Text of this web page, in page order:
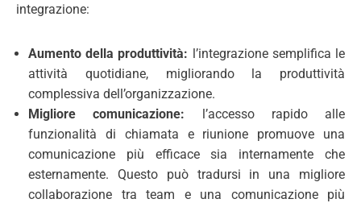
integrazione:
Aumento della produttività: l’integrazione semplifica le
attività quotidiane, migliorando la produttività
complessiva dell’organizzazione.
Migliore comunicazione: l’accesso rapido alle
funzionalità di chiamata e riunione promuove una
comunicazione più efficace sia internamente che
esternamente. Questo può tradursi in una migliore
collaborazione tra team e una comunicazione più